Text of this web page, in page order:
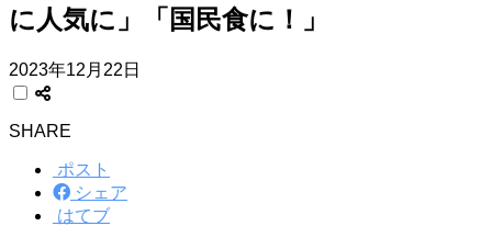
に人気に」「国民食に！」
2023年12月22日
SHARE
ポスト
シェア
はてブ